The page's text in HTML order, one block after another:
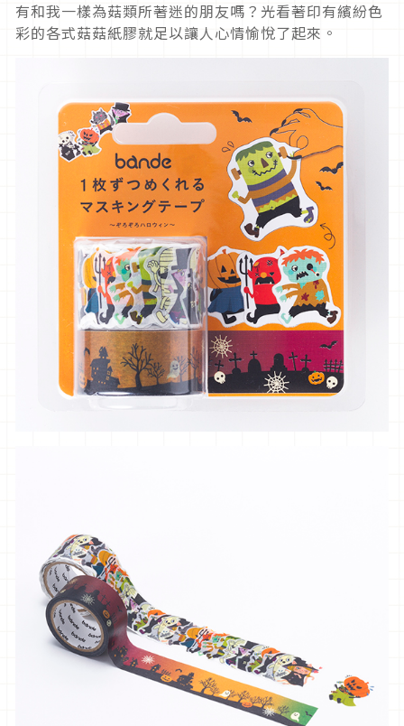
有和我一樣為菇類所著迷的朋友嗎？光看著印有繽紛色
彩的各式菇菇紙膠就足以讓人心情愉悅了起來。